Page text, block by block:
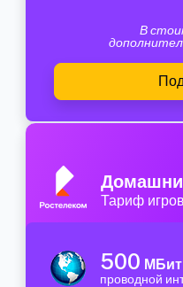
В
Тариф
500 МБит
проводной